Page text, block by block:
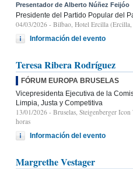
Presentador de Alberto Núñez Feijóo
Presidente del Partido Popular del
04/03/2026 - Bilbao, Hotel Ercilla
Información del evento
Teresa Ribera Rodríguez
FÓRUM EUROPA BRUSELAS
Vicepresidenta Ejecutiva de la
Limpia, Justa y Competitiva
13/01/2026 - Bruselas, Steigenberger
horas
Información del evento
Margrethe Vestager